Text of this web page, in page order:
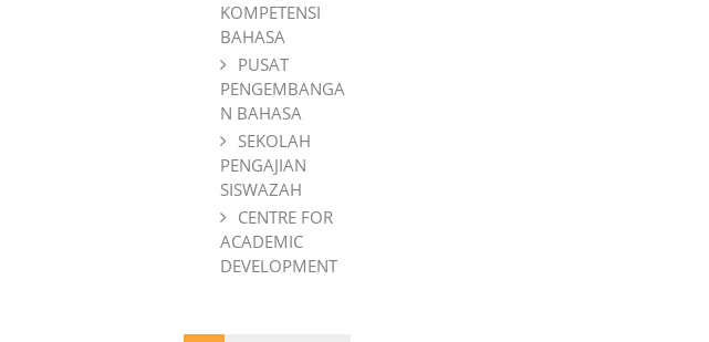
KOMPETENSI
BAHASA
PUSAT
PENGEMBANGA
N BAHASA
SEKOLAH
PENGAJIAN
SISWAZAH
CENTRE FOR
ACADEMIC
DEVELOPMENT